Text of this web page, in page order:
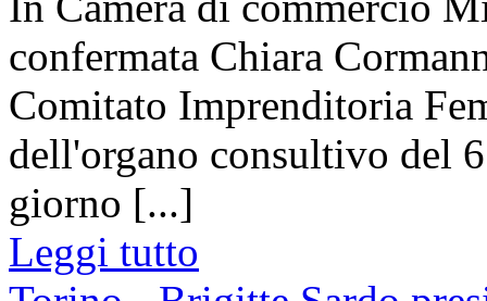
confermata Chiara
Comitato Imprenditoria
dell'organo consultivo del
giorno [...]
Leggi tutto